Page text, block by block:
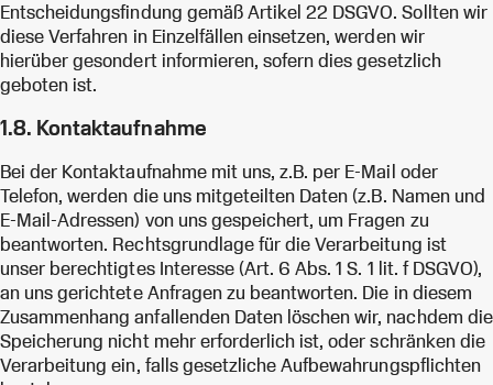
Entscheidungsfindung gemäß Artikel 22 DSGVO. Sollten wir
diese Verfahren in Einzelfällen einsetzen, werden wir
hierüber gesondert informieren, sofern dies gesetzlich
geboten ist.
1.8. Kontaktaufnahme
Bei der Kontaktaufnahme mit uns, z.B. per E-Mail oder
Telefon, werden die uns mitgeteilten Daten (z.B. Namen und
E-Mail-Adressen) von uns gespeichert, um Fragen zu
beantworten. Rechtsgrundlage für die Verarbeitung ist
unser berechtigtes Interesse (Art. 6 Abs. 1 S. 1 lit. f DSGVO),
an uns gerichtete Anfragen zu beantworten. Die in diesem
Zusammenhang anfallenden Daten löschen wir, nachdem die
Speicherung nicht mehr erforderlich ist, oder schränken die
Verarbeitung ein, falls gesetzliche Aufbewahrungspflichten